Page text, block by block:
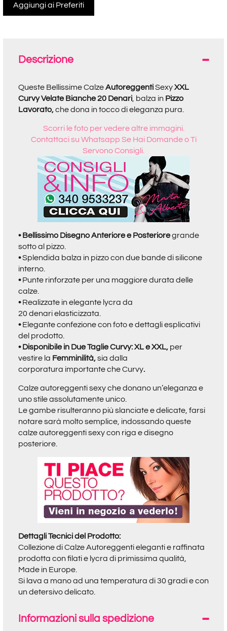
Descrizione
Queste Bellissime CalzeAutoreggentiSexyXXL
Curvy Velate Bianche 20 Denari , balza in Pizzo
Lavorato,che dona in tocco di eleganza pura.
Scorri le foto per vedere altre immagini.
Contattaci su Whatsapp Se Hai Domande o Ti
Servono Consigli.
•BellissimoDisegno Anteriore e Posterioregrande
sotto al pizzo.
•Splendida balza in pizzo con due bande di silicone
interno.
•Punte rinforzate per una maggiore durata delle
calze.
•Realizzate in elegante lycra da
20 denari elasticizzata.
•Elegante confezione con foto e dettagli esplicativi
del prodotto.
• Disponibile in Due Taglie Curvy: XL e XXL, per
vestire la Femminilità,sia dalla
corporatura importante che Curvy.
Calze autoreggenti sexy che donano un’eleganza e
uno stile assolutamente unico.
Le gambe risulteranno più slanciate e delicate, farsi
notare sarà molto semplice, indossando queste
calze autoreggenti sexy con riga e disegno
posteriore.
Dettagli Tecnici del Prodotto:
Collezione di Calze Autoreggenti eleganti e raffinata
prodotta con filati e lycra di primissima qualità,
Made in Europe.
Si lava a mano ad una temperatura di 30 gradi e con
un detersivo delicato.
Informazioni sulla spedizione